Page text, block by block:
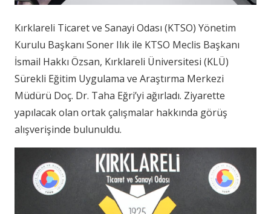
Kırklareli Ticaret ve Sanayi Odası (KTSO) Yönetim
Kurulu Başkanı Soner Ilık ile KTSO Meclis Başkanı
İsmail Hakkı Özsan, Kırklareli Üniversitesi (KLÜ)
Sürekli Eğitim Uygulama ve Araştırma Merkezi
Müdürü Doç. Dr. Taha Eğri’yi ağırladı. Ziyarette
yapılacak olan ortak çalışmalar hakkında görüş
alışverişinde bulunuldu.